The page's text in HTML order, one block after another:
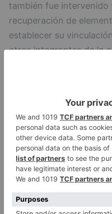
también fue intervenido
recuperación de
establecer su
otros integrantes de la
integrantes, dos
habían desplazado
exclusivamente para
norte de España
viviendas unifamiliares.
este tipo de células
territorio nacional por
meses, regresando